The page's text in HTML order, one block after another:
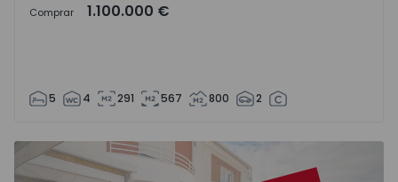
Comprar 1.100.000 €
5 4 291 567 800 2
Moradia em Banda T5 com Piscina Sintra, Rio de Mouro -